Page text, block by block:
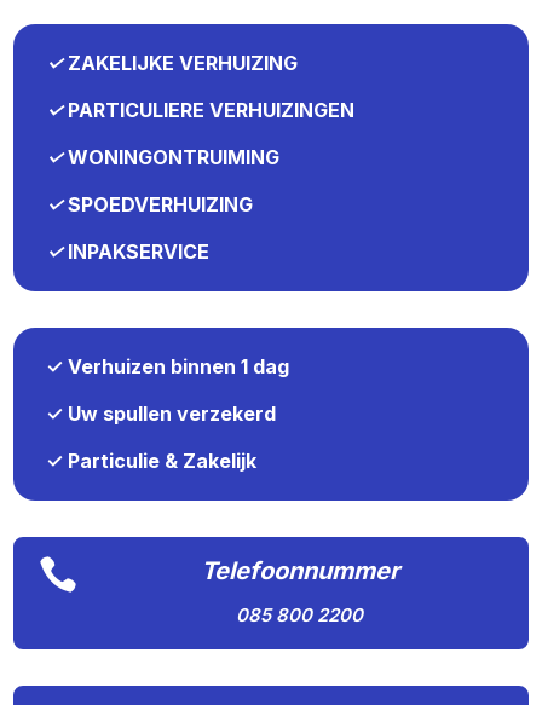
✓ZAKELIJKE VERHUIZING
✓PARTICULIERE VERHUIZINGEN
✓WONINGONTRUIMING
✓SPOEDVERHUIZING
✓INPAKSERVICE
✓ Verhuizen binnen 1 dag
✓ Uw spullen verzekerd
✓ Particulie & Zakelijk
 Telefoonnummer
085 800 2200